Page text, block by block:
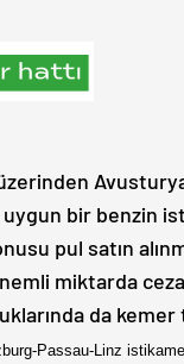
uygun bir benzin
pul satın
miktarda
da
Passau-Linz